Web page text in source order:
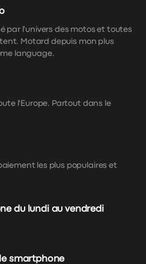
par l'univers des motos et toutes
Motard depuis mon plus
language.
l'Europe. Partout dans le
les plus populaires et
du lundi au vendredi
smartphone